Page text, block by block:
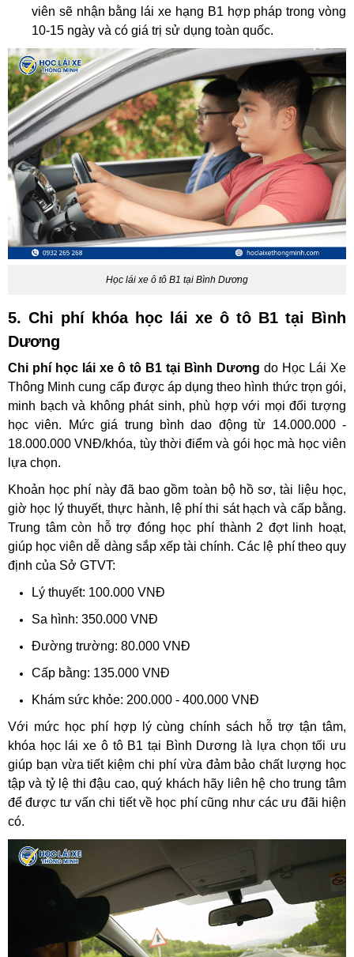
viên sẽ nhận bằng lái xe hạng B1 hợp pháp trong vòng
10-15 ngày và có giá trị sử dụng toàn quốc.
Học lái xe ô tô B1 tại Bình Dương
5. Chi phí khóa học lái xe ô tô B1 tại Bình
Dương
Chi phí học lái xe ô tô B1 tại Bình Dương do Học Lái Xe
Thông Minh cung cấp được áp dụng theo hình thức trọn gói,
minh bạch và không phát sinh, phù hợp với mọi đối tượng
học viên. Mức giá trung bình dao động từ 14.000.000 -
18.000.000 VNĐ/khóa, tùy thời điểm và gói học mà học viên
lựa chọn.
Khoản học phí này đã bao gồm toàn bộ hồ sơ, tài liệu học,
giờ học lý thuyết, thực hành, lệ phí thi sát hạch và cấp bằng.
Trung tâm còn hỗ trợ đóng học phí thành 2 đợt linh hoạt,
giúp học viên dễ dàng sắp xếp tài chính.Các lệ phí theo quy
định của Sở GTVT:
Lý thuyết: 100.000 VNĐ
Sa hình: 350.000 VNĐ
Đường trường: 80.000 VNĐ
Cấp bằng: 135.000 VNĐ
Khám sức khỏe: 200.000 - 400.000 VNĐ
Với mức học phí hợp lý cùng chính sách hỗ trợ tận tâm,
khóa học lái xe ô tô B1 tại Bình Dương là lựa chọn tối ưu
giúp bạn vừa tiết kiệm chi phí vừa đảm bảo chất lượng học
tập và tỷ lệ thi đậu cao, quý khách hãy liên hệ cho trung tâm
để được tư vấn chi tiết về học phí cũng như các ưu đãi hiện
có.